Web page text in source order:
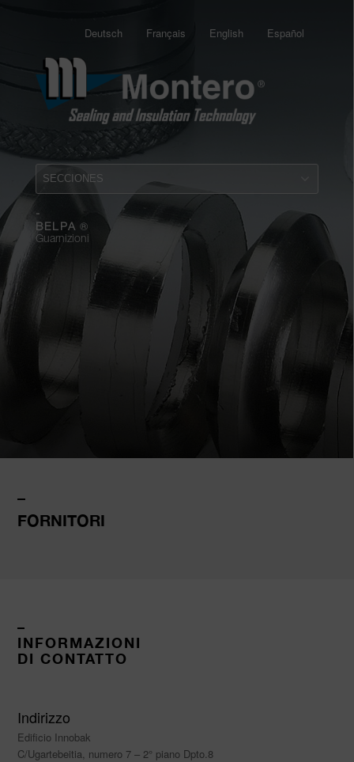
Español
English
Français
Deutsch
-
BELPA ®
Guarnizioni
–
FORNITORI
–
INFORMAZIONI
DI CONTATTO
Indirizzo
Edificio Innobak
C/Ugartebeitia, numero 7 – 2° piano Dpto.8